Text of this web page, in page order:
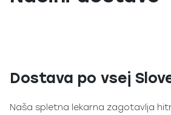
Dostava po vsej
Naša spletna lekarna zagotavlja